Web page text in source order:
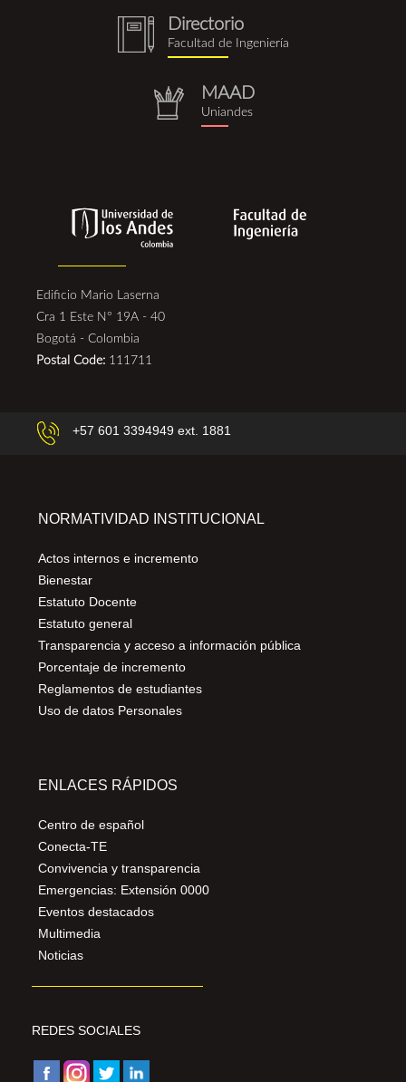
notebook
(1).png
Directorio
Facultad de Ingeniería
repositorio.png
MAAD
Uniandes
Edificio Mario Laserna
Cra 1 Este N° 19A - 40
Bogotá - Colombia
Postal Code: 111711
+57 601 3394949 ext. 1881
NORMATIVIDAD INSTITUCIONAL
Actos internos e incremento
Bienestar
Estatuto Docente
Estatuto general
Transparencia y acceso a información pública
Porcentaje de incremento
Reglamentos de estudiantes
Uso de datos Personales
ENLACES RÁPIDOS
Centro de español
Conecta-TE
Convivencia y transparencia
Emergencias: Extensión 0000
Eventos destacados
Multimedia
Noticias
REDES SOCIALES